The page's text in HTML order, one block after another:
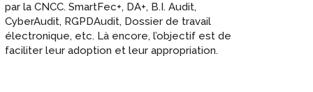
par la CNCC. SmartFec+, DA+, B.I. Audit,
CyberAudit, RGPDAudit, Dossier de travail
électronique, etc. Là encore, l’objectif est de
faciliter leur adoption et leur appropriation.